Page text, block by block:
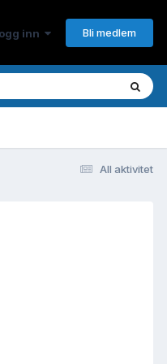
inn Bli medlem
All aktivitet